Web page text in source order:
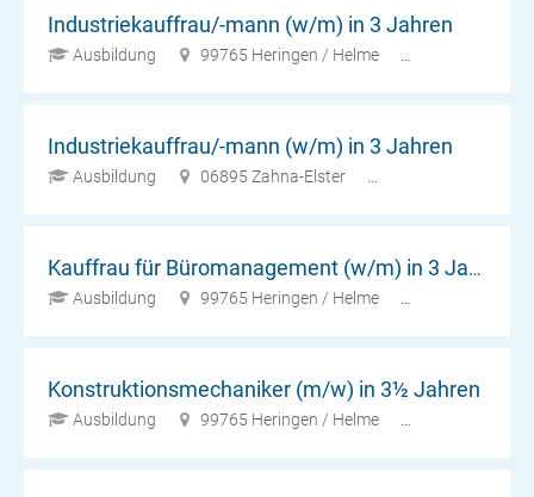
Industriekauffrau/-mann (w/m) in 3 Jahren
Ausbildung 99765 Heringen / Helme
Industriekauffrau/-mann (w/m) in 3 Jahren
Ausbildung 06895 Zahna-Elster
Kauffrau für Büromanagement (w/m) in 3 Jahren
Ausbildung 99765 Heringen / Helme
Konstruktionsmechaniker (m/w) in 3½ Jahren
Ausbildung 99765 Heringen / Helme